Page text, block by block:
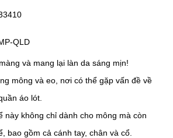
QLD
và mang lại làn da sáng mịn!
mông và eo, nơi có thể gặp vấn đề về
áo lót.
này không chỉ dành cho mông mà còn
bao gồm cả cánh tay, chân và cổ.